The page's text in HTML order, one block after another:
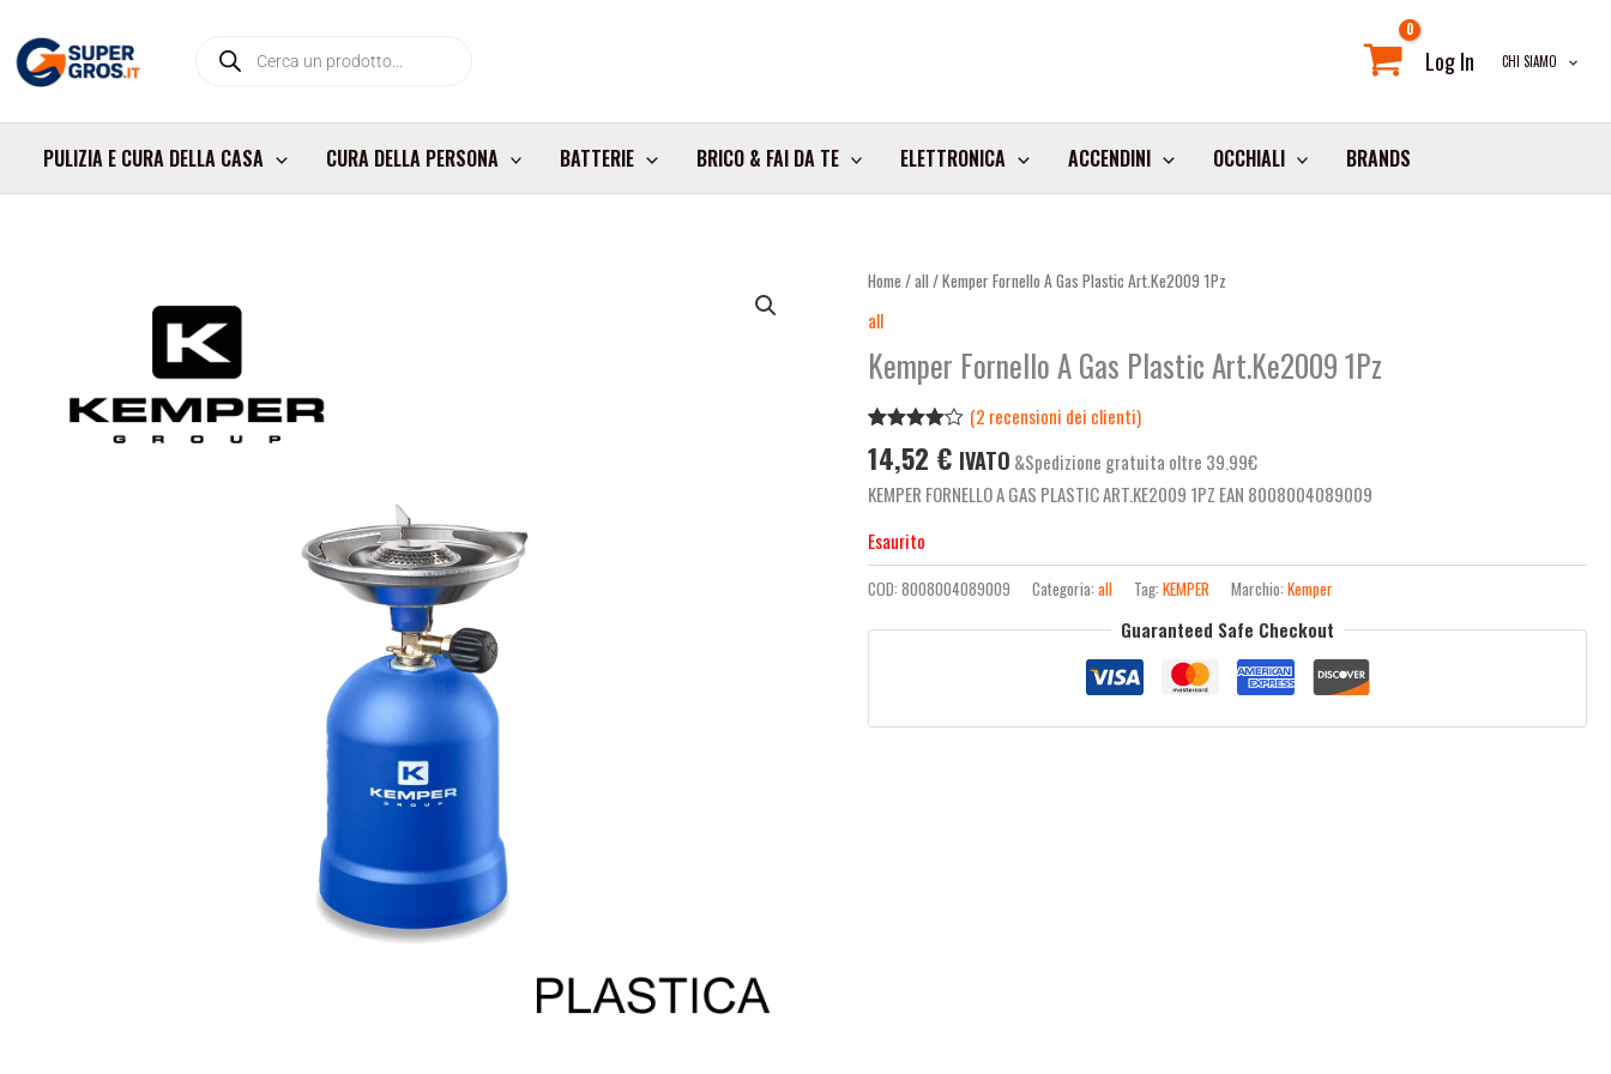
contenuto
search Log In CHI SIAMO
PULIZIA E CURA DELLA CASA CURA DELLA PERSONA BATTERIE BRICO & FAI DA TE ELETTRONICA ACCENDINI OCCHIALI BRANDS
Home /all / Kemper Fornello A Gas Plastic Art.Ke2009 1Pz
all
Kemper Fornello A Gas Plastic Art.Ke2009 1Pz
4.00 su
5 su
base di
(2 recensioni dei clienti)
14,52 € IVATO &Spedizione gratuita oltre 39.99€
KEMPER FORNELLO A GAS PLASTIC ART.KE2009 1PZ EAN 8008004089009
Esaurito
COD:8008004089009 Categoria:all Tag:KEMPER Marchio:Kemper
Guaranteed Safe Checkout